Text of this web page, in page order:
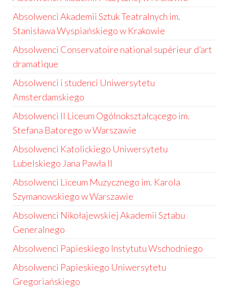
Absolwenci Akademii Sztuk Teatralnych im.
Stanisława Wyspiańskiego w Krakowie
Absolwenci Conservatoire national supérieur d’art
dramatique
Absolwenci i studenci Uniwersytetu
Amsterdamskiego
Absolwenci II Liceum Ogólnokształcącego im.
Stefana Batorego w Warszawie
Absolwenci Katolickiego Uniwersytetu
Lubelskiego Jana Pawła II
Absolwenci Liceum Muzycznego im. Karola
Szymanowskiego w Warszawie
Absolwenci Nikołajewskiej Akademii Sztabu
Generalnego
Absolwenci Papieskiego Instytutu Wschodniego
Absolwenci Papieskiego Uniwersytetu
Gregoriańskiego